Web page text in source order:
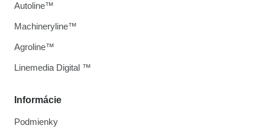
Informácie
Podmienky
Autoline™
Machineryline™
Agroline™
Linemedia Digital ™